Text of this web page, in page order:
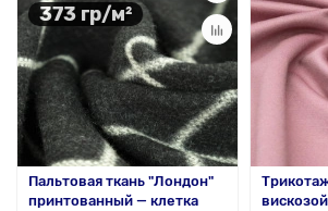
373 гр/м²
Пальтовая ткань "Лондон"
принтованный — клетка